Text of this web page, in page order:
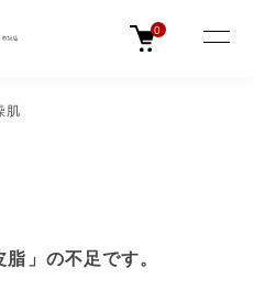
0
肌
」の不足です。